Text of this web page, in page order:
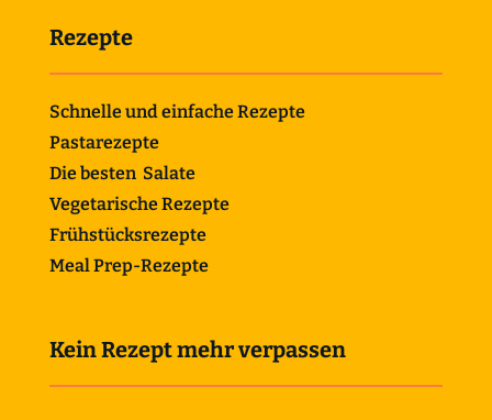
Rezepte
Schnelle und einfache Rezepte
Pastarezepte
Die besten Salate
Vegetarische Rezepte
Frühstücksrezepte
Meal Prep-Rezepte
Kein Rezept mehr verpassen